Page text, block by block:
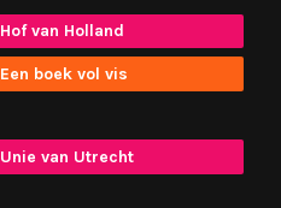
Hof van Holland
Een boek vol vis
Unie van Utrecht